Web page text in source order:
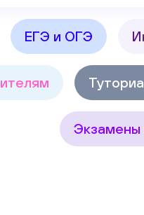
ЕГЭ и ОГЭ
Экзамены